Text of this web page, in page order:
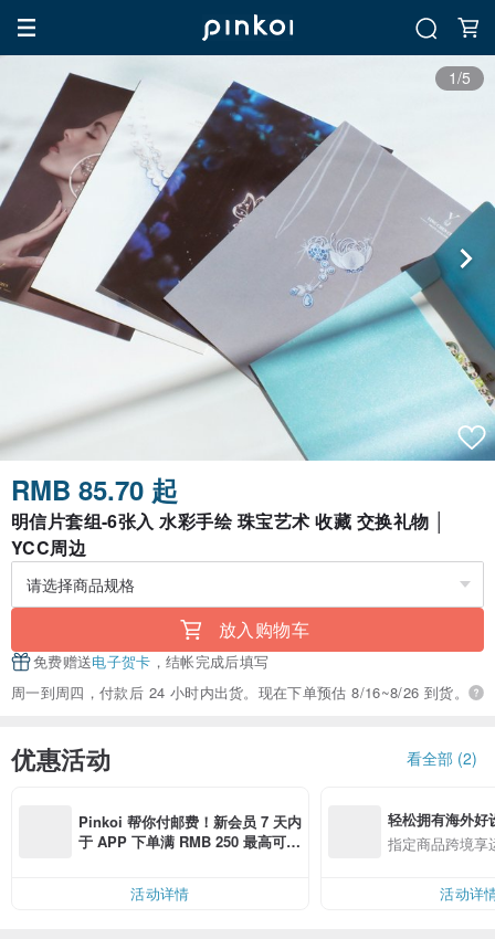
1/5
RMB 85.70 起
明信片套组-6张入 水彩手绘 珠宝艺术 收藏 交换礼物 │
YCC周边
放入购物车
免费赠送电子贺卡 ，结帐完成后填写
周一到周四，付款后 24 小时内出货。现在下单预估 8/16~8/26 到货。
优惠活动 看全部 (2)
Pinkoi 帮你付邮费！新会员 7 天内
于 APP 下单满 RMB 250 最高可折
活动详情
轻松拥有海外好
指定商品跨境享
活动详